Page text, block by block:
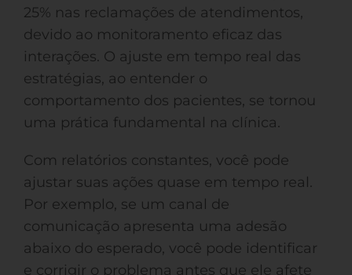
25% nas reclamações de atendimentos,
devido ao monitoramento eficaz das
interações. O ajuste em tempo real das
estratégias, ao entender o
comportamento dos pacientes, se tornou
uma prática fundamental na clínica.
Com relatórios constantes, você pode
ajustar suas ações quase em tempo real.
Por exemplo, se um canal de
comunicação apresenta uma adesão
abaixo do esperado, você pode identificar
e corrigir o problema antes que ele afete